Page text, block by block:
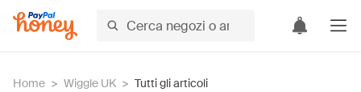
Home > Wiggle UK > Tutti gli articoli